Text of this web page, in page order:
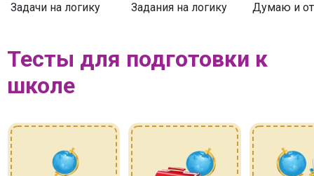
Задачи на логику Задания на логику Думаю и
Тесты для подготовки к
школе